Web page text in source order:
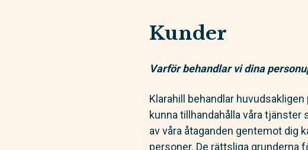
Kunder
Varför behandlar vi dina
Klarahill behandlar
kunna tillhandahålla våra
av våra åtaganden gentemot dig
personer. De rättsliga grunderna